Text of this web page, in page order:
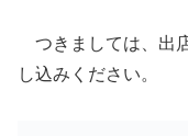
つきましては、出
し込みください。